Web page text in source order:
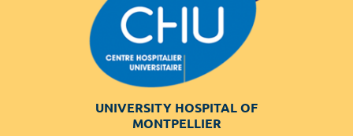
UNIVERSITY HOSPITAL OF
MONTPELLIER